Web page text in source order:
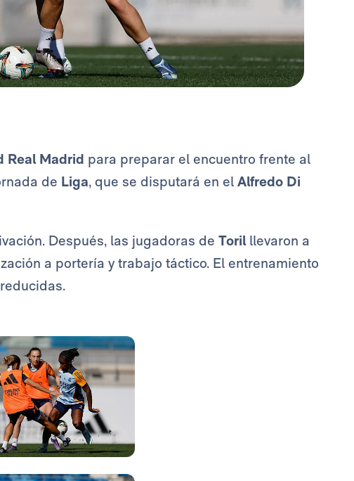
Real Madrid para preparar el encuentro frente al
de Liga, que se disputará en el Alfredo Di
Después, las jugadoras de Torilllevaron a
a portería y trabajo táctico. El entrenamiento